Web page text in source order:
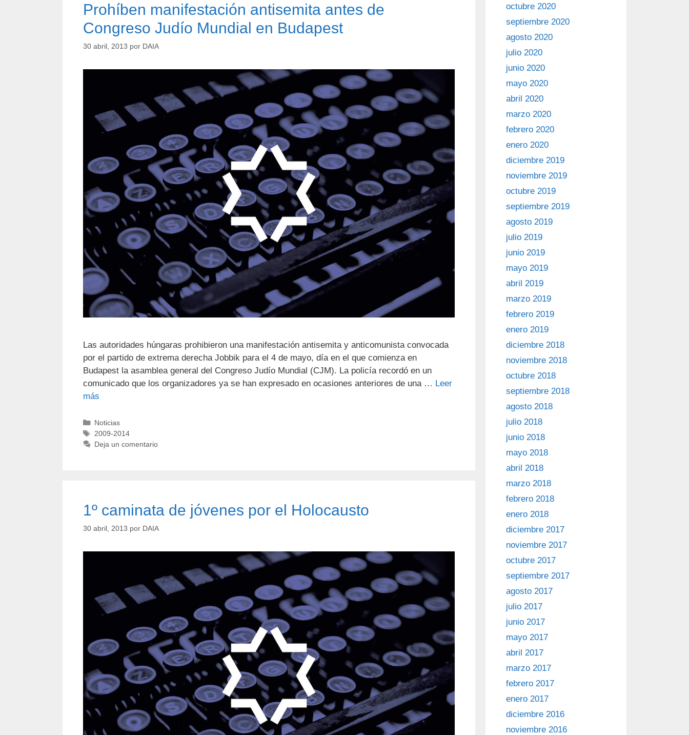
Prohíben manifestación antisemita antes de
Congreso Judío Mundial en Budapest
30 abril, 2013 por DAIA
Las autoridades húngaras prohibieron una manifestación antisemita y anticomunista convocada
por el partido de extrema derecha Jobbik para el 4 de mayo, día en el que comienza en
Budapest la asamblea general del Congreso Judío Mundial (CJM). La policía recordó en un
comunicado que los organizadores ya se han expresado en ocasiones anteriores de una … Leer
más
Noticias
2009-2014
Deja un comentario
1º caminata de jóvenes por el Holocausto
30 abril, 2013 por DAIA
octubre 2020
septiembre 2020
agosto 2020
julio 2020
junio 2020
mayo 2020
abril 2020
marzo 2020
febrero 2020
enero 2020
diciembre 2019
noviembre 2019
octubre 2019
septiembre 2019
agosto 2019
julio 2019
junio 2019
mayo 2019
abril 2019
marzo 2019
febrero 2019
enero 2019
diciembre 2018
noviembre 2018
octubre 2018
septiembre 2018
agosto 2018
julio 2018
junio 2018
mayo 2018
abril 2018
marzo 2018
febrero 2018
enero 2018
diciembre 2017
noviembre 2017
octubre 2017
septiembre 2017
agosto 2017
julio 2017
junio 2017
mayo 2017
abril 2017
marzo 2017
febrero 2017
enero 2017
diciembre 2016
noviembre 2016